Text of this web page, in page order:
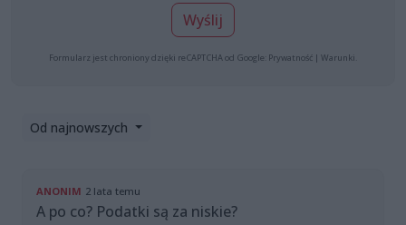
Wyślij
Formularz jest chroniony dzięki reCAPTCHA od Google: Prywatność | Warunki
Od najnowszych
ANONIM 2 lata temu
A po co? Podatki są za niskie?